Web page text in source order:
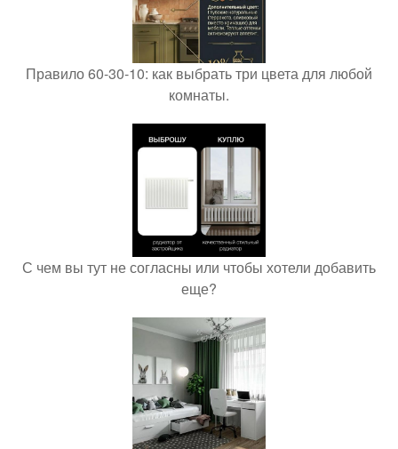
Правило 60-30-10: как выбрать три цвета для любой
комнаты.
С чем вы тут не согласны или чтобы хотели добавить
еще?